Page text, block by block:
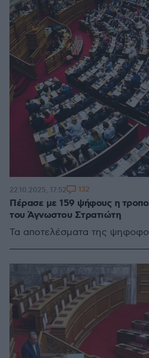
Πέρασε με 159 ψήφους η
του Άγνωστου Στρατιώτη
Τα αποτελέσματα της
22.10.2025, 17:52 132